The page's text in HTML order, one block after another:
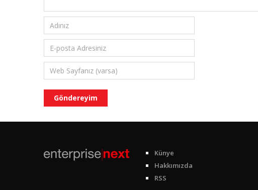
Künye
Hakkımızda
RSS